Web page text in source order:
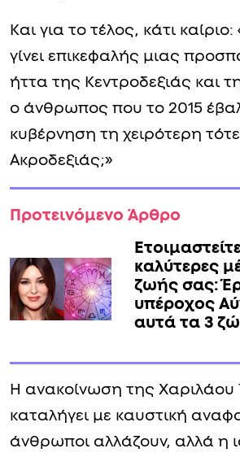
Και για το τέλος, κάτι
γίνει επικεφαλής μιας
ήττα της Κεντροδεξιάς και
ο άνθρωπος που το 2015
κυβέρνηση τη χειρότερη
Ακροδεξιάς;»
Προτεινόμενο Άρθρο
καλύτερες
ζωής σας:
υπέροχος
αυτά τα 3
Η ανακοίνωση της Χαριλάου
καταλήγει με καυστική
άνθρωποι αλλάζουν, αλλά η